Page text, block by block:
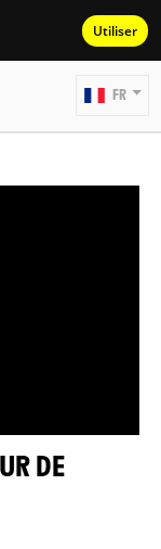
Utiliser
FR